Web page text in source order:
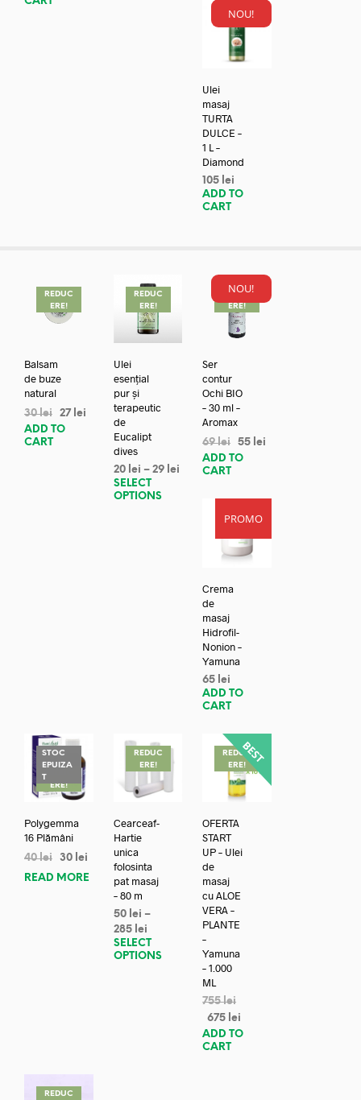
NOU!
Ulei
masaj
TURTA
DULCE –
1 L –
Diamond
105 lei
ADD TO
CART
REDUC
ERE!
Balsam
de buze
natural
30lei 27 lei
ADD TO
CART
REDUC
ERE!
Ulei
esențial
pur și
terapeutic
de
Eucalipt
dives
20 lei – 29 lei
SELECT
OPTIONS
NOU!
REDUC
ERE!
Ser
contur
Ochi BIO
– 30 ml –
Aromax
69lei 55 lei
ADD TO
CART
PROMO
Crema
de
masaj
Hidrofil-
Nonion –
Yamuna
65 lei
ADD TO
CART
STOC
EPUIZA
TREDUC
ERE!
Polygemma
16 Plămâni
40lei 30 lei
READ MORE
REDUC
ERE!
Cearceaf-
Hartie
unica
folosinta
pat masaj
– 80 m
50 lei –
285 lei
SELECT
OPTIONS
REDUC
ERE!
OFERTA
START
UP – Ulei
de
masaj
cu ALOE
VERA –
PLANTE
–
Yamuna
– 1.000
ML
755lei
675 lei
ADD TO
CART
REDUC